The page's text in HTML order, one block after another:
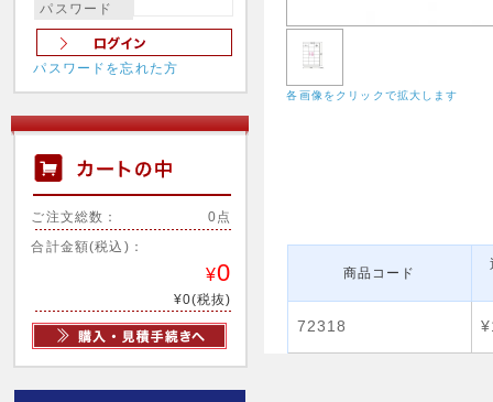
パスワード
パスワードを忘れた方
ご注文総数： 0点
合計金額(税込)：
¥0
¥0(税抜)
各画像をクリックで拡大します
商品コード
72318